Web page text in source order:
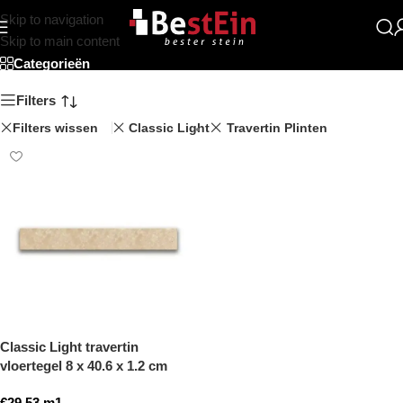
Skip to navigation
Skip to main content
Winkel
Categorieën
Filters
Filters wissen Classic Light Travertin Plinten
Classic Light travertin
vloertegel 8 x 40.6 x 1.2 cm